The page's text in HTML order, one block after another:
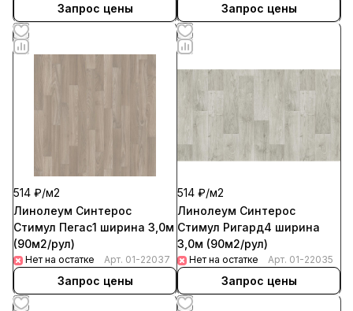
Запрос цены Запрос цены
514 ₽/м2
Линолеум Синтерос
Стимул Пегас1 ширина 3,0м
(90м2/рул)
Нет на остатке Арт. 01-22037
Запрос цены
514 ₽/м2
Линолеум Синтерос
Стимул Ригард4 ширина
3,0м (90м2/рул)
Нет на остатке Арт. 01-22035
Запрос цены